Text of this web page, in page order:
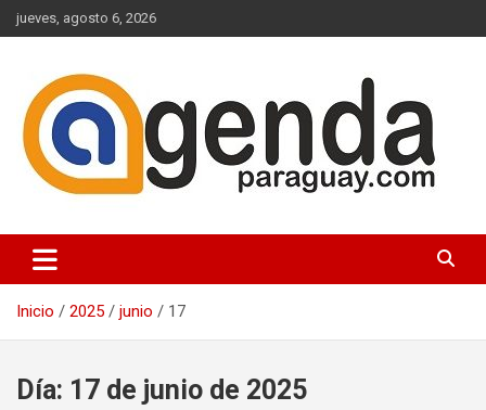
Saltar
al
jueves, agosto 6, 2026
Agenda Paraguay
Inicio 2025 junio 17
Día: 17 de junio de 2025